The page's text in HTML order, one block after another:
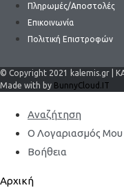
Πληρωμές/Αποστολές
Επικοινωνία
Πολιτική Επιστροφών
© Copyright 2021 kalemis.gr |
Made with by BunnyCloud.IT
Αναζήτηση
Ο Λογαριασμός Μου
Βοήθεια
Αρχική